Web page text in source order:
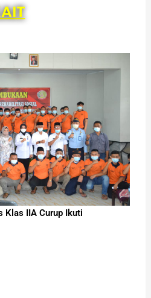
Klas IIA Curup Ikuti